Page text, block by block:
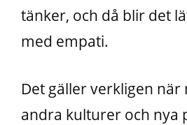
tänker, och då blir det
med empati.
Det gäller verkligen
andra kulturer och nya